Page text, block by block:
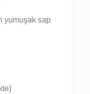
yumuşak sap